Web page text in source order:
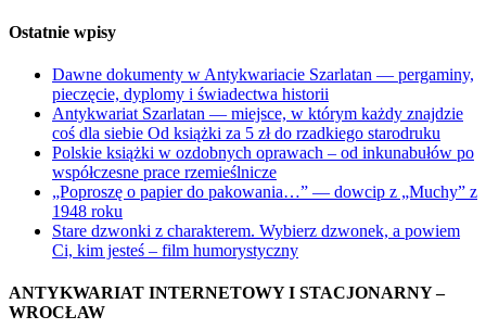
Ostatnie wpisy
Dawne dokumenty w Antykwariacie Szarlatan — pergaminy,
pieczęcie, dyplomy i świadectwa historii
Antykwariat Szarlatan — miejsce, w którym każdy znajdzie
coś dla siebie Od książki za 5 zł do rzadkiego starodruku
Polskie książki w ozdobnych oprawach – od inkunabułów po
współczesne prace rzemieślnicze
„Poproszę o papier do pakowania…” — dowcip z „Muchy” z
1948 roku
Stare dzwonki z charakterem. Wybierz dzwonek, a powiem
Ci, kim jesteś – film humorystyczny
ANTYKWARIAT INTERNETOWY I STACJONARNY –
WROCŁAW